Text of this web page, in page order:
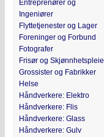
Entreprenører og
Ingeniører
Flyttetjenester og Lager
Foreninger og Forbund
Fotografer
Frisør og Skjønnhetspleie
Grossister og Fabrikker
Helse
Håndverkere: Elektro
Håndverkere: Flis
Håndverkere: Glass
Håndverkere: Gulv